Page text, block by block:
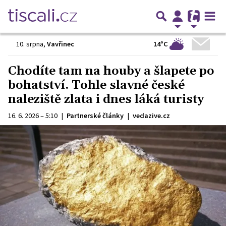
10. srpna, Vavřinec 14°C
Chodíte tam na houby a šlapete po
bohatství. Tohle slavné české
naleziště zlata i dnes láká turisty
16. 6. 2026 – 5:10 | Partnerské články | vedazive.cz